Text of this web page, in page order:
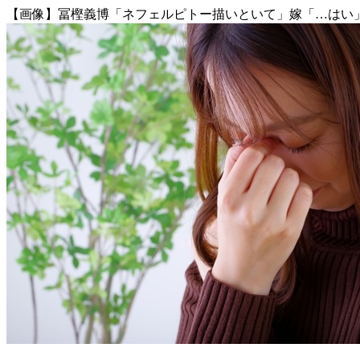
【画像】冨樫義博「ネフェルピトー描いといて」嫁「…は